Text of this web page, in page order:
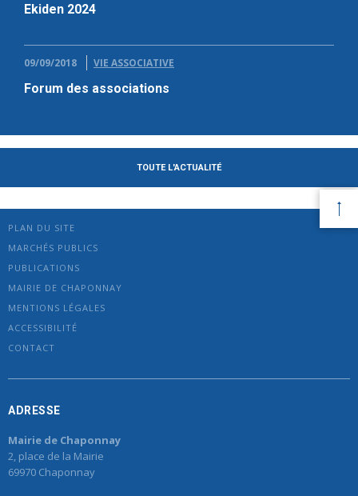
Ekiden 2024
09/09/2018 VIE ASSOCIATIVE
Forum des associations
TOUTE L'ACTUALITÉ
PLAN DU SITE
MARCHÉS PUBLICS
PUBLICATIONS
MAIRIE DE CHAPONNAY
MENTIONS LÉGALES
ACCESSIBILITÉ
CONTACT
ADRESSE
Mairie de Chaponnay
2, place de la Mairie
69970 Chaponnay